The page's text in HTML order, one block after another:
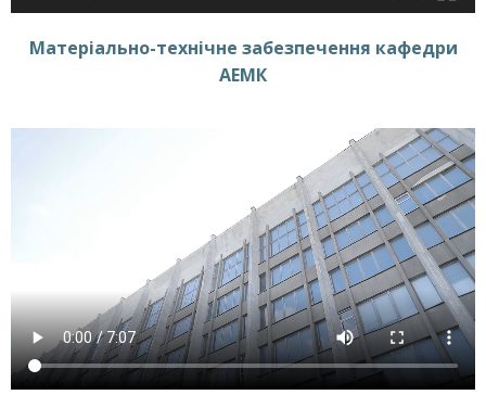
Матеріально-технічне забезпечення кафедри
АЕМК